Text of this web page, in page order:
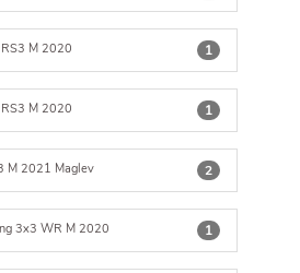
1
RS3 M 2020
1
RS3 M 2020
2
M 2021 Maglev
1
3x3 WR M 2020